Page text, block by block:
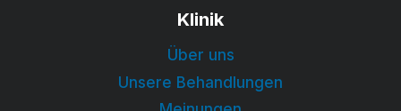
Klinik
Über uns
Unsere Behandlungen